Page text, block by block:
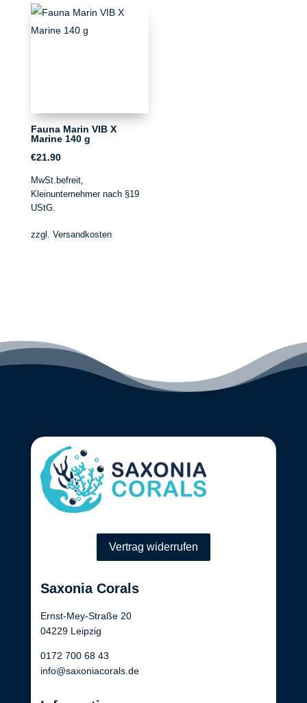
Fauna Marin VIB X
Marine 140 g
€21.90
MwSt.befreit,
Kleinunternehmer nach §19
UStG.
zzgl. Versandkosten
Vertrag widerrufen
Saxonia Corals
Ernst-Mey-Straße 20
04229 Leipzig
0172 700 68 43
info@saxoniacorals.de